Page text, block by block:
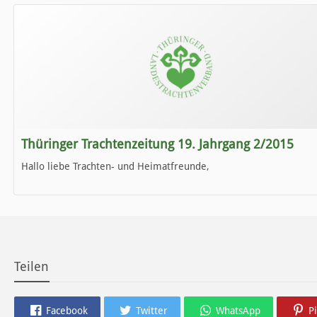
Wir wünschen Euch viel Spaß beim Lesen.
Thüringer Trachtenzeitung 19. Jahrgang 2/2015
Hallo liebe Trachten- und Heimatfreunde,
Teilen
Facebook Twitter WhatsApp